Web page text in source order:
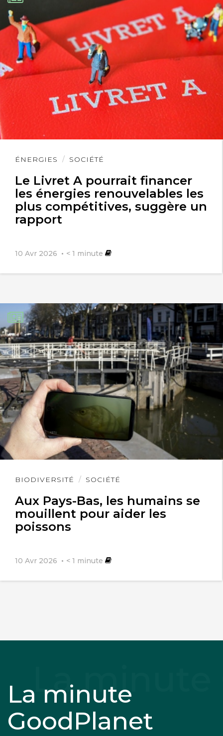
ÉNERGIES SOCIÉTÉ
Le Livret A pourrait financer
les énergies renouvelables les
plus compétitives, suggère un
rapport
10 Avr 2026 < 1 minute
Lire
BIODIVERSITÉ SOCIÉTÉ
Aux Pays-Bas, les humains se
mouillent pour aider les
poissons
10 Avr 2026 < 1 minute
Lire
La minute
GoodPlanet